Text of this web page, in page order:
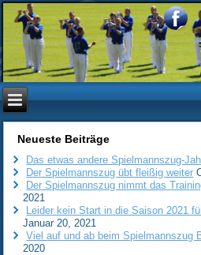
Neueste Beiträge
Das etwas andere Spielmannszug-
Der Spielmannszug übt fleißig weiter
Der Spielmannszug nimmt das
2021
Leider kein Start in die Saison 2021
Januar 20, 2021
Viel auf und ab beim Spielmannszug
2020